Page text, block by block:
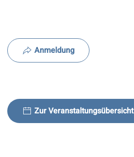
Anmeldung
Zur Veranstaltungsübersicht